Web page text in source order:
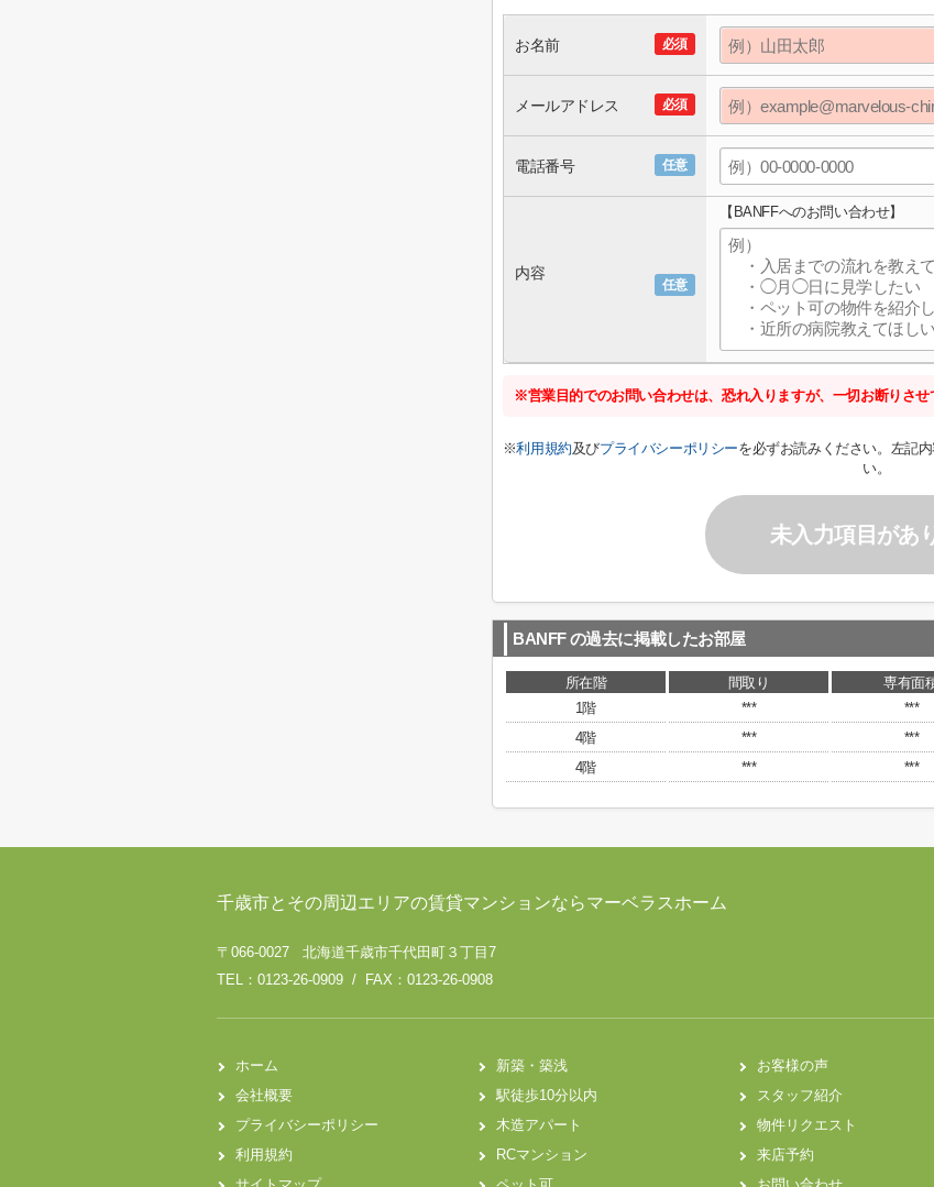
必須
お名前
必須
メールアドレス
任意
電話番号
任意
内容
【BANFFへのお問い合わせ】
※営業目的でのお問い合わせは、恐れ入りますが、一切お断りさせ
※利用規約及びプライバシーポリシーを必ずお読みください。左記
い。
未入力項目があ
BANFFの過去に掲載したお部屋
所在階 間取り 専有面
1階
*** ***
4階
*** ***
4階
*** ***
千歳市とその周辺エリアの賃貸マンションならマーベラスホーム
〒066-0027 北海道千歳市千代田町３丁目7
TEL：0123-26-0909 / FAX：0123-26-0908
ホーム
会社概要
プライバシーポリシー
利用規約
新築・築浅
駅徒歩10分以内
木造アパート
RCマンション
お客様の声
スタッフ紹介
物件リクエスト
来店予約